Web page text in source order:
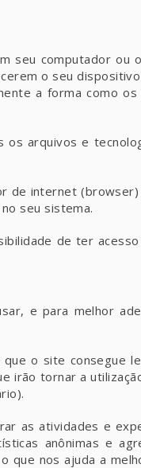
seu computador ou
o seu
a forma como
arquivos e
de internet
seu sistema.
de ter
e para melhor
o site consegue
irão tornar a
as atividades e
anônimas e
que nos ajuda a